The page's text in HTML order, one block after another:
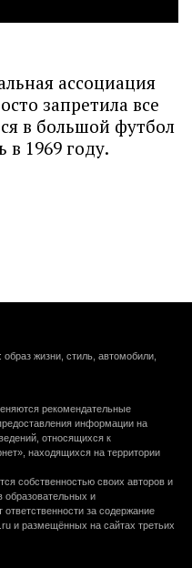
ассоциация
запретила все
в большой футбол
1969 году.
жизни, стиль, автомобили,
рекомендательные
информации на
относящихся к
находящихся на территории
собственностью своих авторов и
образовательных и
за содержание
и размещённых на сайтах третьих